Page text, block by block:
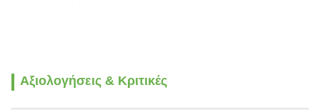
Αξιολογήσεις & Κριτικές